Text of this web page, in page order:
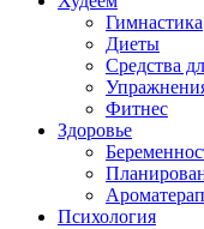
Гимнастика
Диеты
Средства
Фитнес
Здоровье
Психология